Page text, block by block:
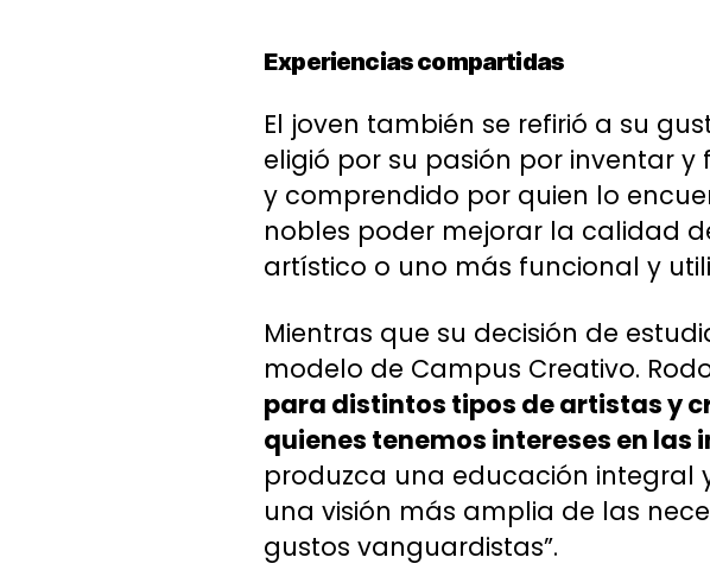
Experiencias compartidas
El joven también se refirió a su
eligió por su pasión por inventar
y comprendido por quien lo
nobles poder mejorar la calidad
artístico o uno más funcional y
Mientras que su decisión de
modelo de Campus Creativo.
para distintos tipos de artistas y
quienes tenemos intereses en
produzca una educación integral
una visión más amplia de las
gustos vanguardistas”.